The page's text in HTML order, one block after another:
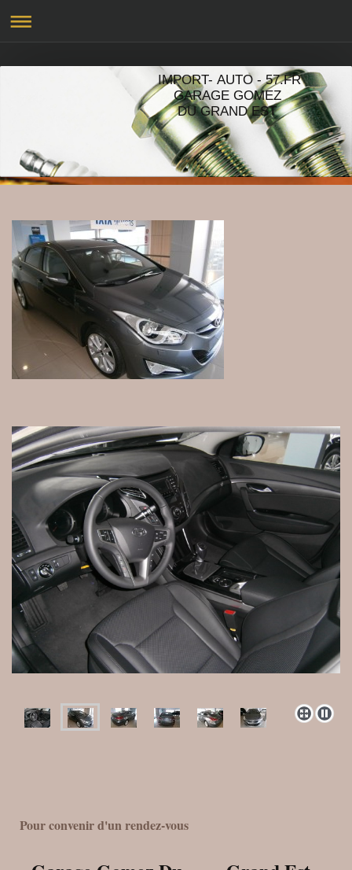
IMPORT- AUTO - 57.FR
GARAGE GOMEZ
DU GRAND EST
Pour convenir d'un rendez-vous